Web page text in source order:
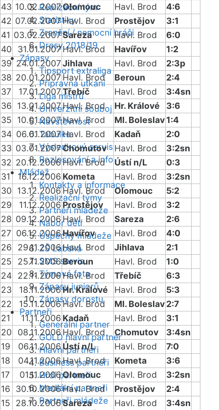
Realizační tým
Statistiky
Zranění / nemocní hráči
Dresy 2018/19
Zápasy
Tipsport extraliga
Přípravná utkání
Liga mistrů
Univerzitní souboj
Návštěvnost
Tabulka
Výsledkový servis
Rozlosování a info
Mládež
Kontakty a informace
Realizační týmy
Partneři mládeže
Nábor dětí
Úspěchy mládeže
ZŠ Labská
SMS servis
Týmová fota
Zápasy juniorů
Zápasy dorostu
Partneři
Generální partner
GOLD hlavní partner
Hlavní partneři
Business partneři
Hrdí partneři
Mediální partneři
Partneři mládeže
43 10.02.2007Olomouc Havl. Brod
4:6
42 07.02.2007Havl. Brod Prostějov
3:1
41 03.02.2007Sareza Havl. Brod
6:0
40
31.01.2007Havl. Brod Havířov
1:2
39 24.01.2007Jihlava Havl. Brod
2:3p
38 20.01.2007 Havl. Brod Beroun
2:4
37
17.01.2007Třebíč Havl. Brod
3:4sn
36
13.01.2007Havl. Brod Hr. Králové
3:6
35
10.01.2007Havl. Brod Ml. Boleslav1:4
34 06.01.2007Havl. Brod Kadaň
2:0
33 03.01.2007Chomutov Havl. Brod
3:2sn
32 20.12.2006Havl. Brod Ústí n/L
0:3
31
16.12.2006 Kometa Havl. Brod
3:2sn
30
13.12.2006Havl. Brod Olomouc
5:2
29
11.12.2006 Prostějov Havl. Brod
3:2
28 09.12.2006 Havl. Brod Sareza
2:6
27 06.12.2006Havířov Havl. Brod
4:0
26
29.11.2006Havl. Brod Jihlava
2:1
25
25.11.2006Beroun Havl. Brod
1:0
24
22.11.2006Havl. Brod Třebíč
6:3
23
18.11.2006Hr. Králové Havl. Brod
5:3
22
15.11.2006Havl. Brod Ml. Boleslav2:7
21
11.11.2006 Kadaň Havl. Brod
3:1
20
08.11.2006Havl. Brod Chomutov
3:4sn
19
06.11.2006Ústí n/L Havl. Brod
7:0
18
04.11.2006Havl. Brod Kometa
3:6
17
01.11.2006Olomouc Havl. Brod
3:2sn
16
30.10.2006Havl. Brod Prostějov
2:4
15
28.10.2006Sareza Havl. Brod 3:4sn